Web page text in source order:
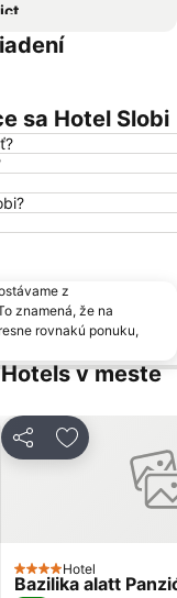
Grand Prix
stanica Budapešť
Station
Mogyorod
hrdinov
Lipótváros
ostrov
Keleti Railway Station
régi városa
sa Hotel Slobi
z
znamená, že na
rovnakú ponuku,
v meste
ZdieľaťPridať do
4 Počet hviezdičiek
Hotel
Bazilika alatt